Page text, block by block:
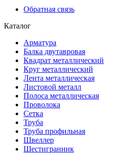
Обратная связь
Каталог
Арматура
Балка двутавровая
Квадрат металлический
Круг металлический
Лента металлическая
Листовой металл
Полоса металлическая
Проволока
Сетка
Труба
Труба профильная
Швеллер
Шестигранник